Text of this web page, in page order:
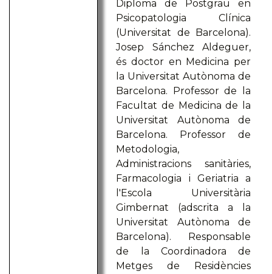
Diploma de Postgrau en
Psicopatologia Clínica
(Universitat de Barcelona).
Josep Sánchez Aldeguer,
és doctor en Medicina per
la Universitat Autònoma de
Barcelona. Professor de la
Facultat de Medicina de la
Universitat Autònoma de
Barcelona. Professor de
Metodologia,
Administracions sanitàries,
Farmacologia i Geriatria a
l'Escola Universitària
Gimbernat (adscrita a la
Universitat Autònoma de
Barcelona). Responsable
de la Coordinadora de
Metges de Residències